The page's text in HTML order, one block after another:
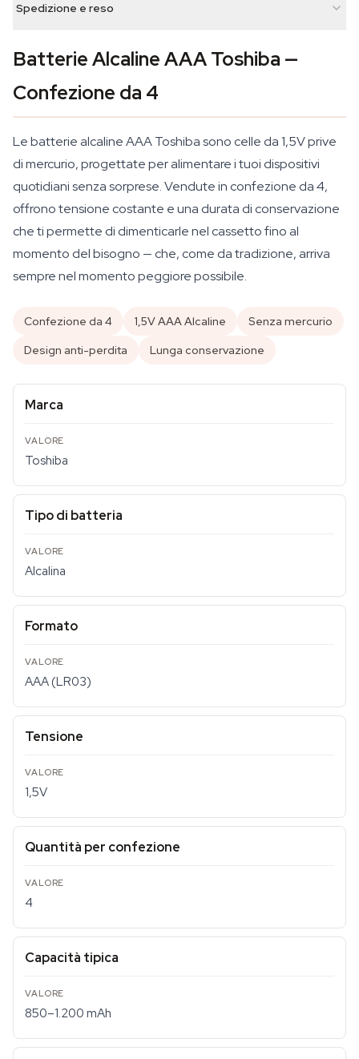
Spedizione e reso
Batterie Alcaline AAA Toshiba —
Confezione da 4
Le batterie alcaline AAA Toshiba sono celle da 1,5V prive
di mercurio, progettate per alimentare i tuoi dispositivi
quotidiani senza sorprese. Vendute in confezione da 4,
offrono tensione costante e una durata di conservazione
che ti permette di dimenticarle nel cassetto fino al
momento del bisogno — che, come da tradizione, arriva
sempre nel momento peggiore possibile.
Confezione da 4 1,5V AAA Alcaline
Senza mercurio
Design anti-perdita
Lunga conservazione
Marca
Toshiba
Tipo di batteria
Alcalina
Formato
AAA (LR03)
Tensione
1,5V
Quantità per confezione
4
Capacità tipica
850–1.200 mAh